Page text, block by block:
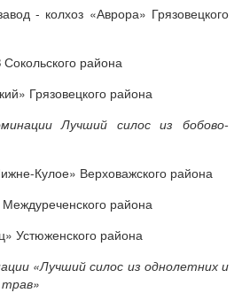
- колхоз «Аврора» Грязовецкого
района
Грязовецкого района
Лучший силос из бобово-
Кулое» Верховажского района
района
Устюженского района
«Лучший силос из однолетних и